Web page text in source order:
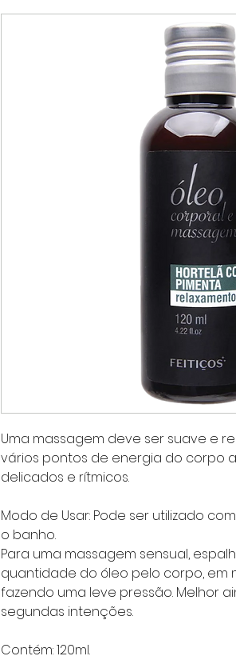
Uma massagem deve ser suave e
vários pontos de energia do corpo
delicados e rítmicos.
Modo de Usar: Pode ser utilizado
o banho.
Para uma massagem sensual,
quantidade do óleo pelo corpo, em
fazendo uma leve pressão. Melhor
segundas intenções.
Contém:120ml.